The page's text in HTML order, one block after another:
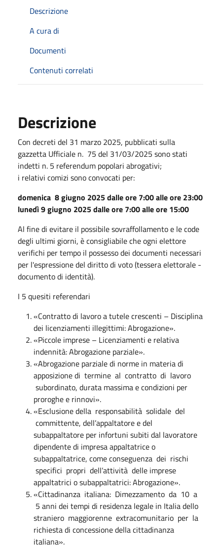
Descrizione
A cura di
Documenti
Contenuti correlati
Descrizione
Con decreti del 31 marzo 2025, pubblicati sulla
gazzetta Ufficiale n. 75 del 31/03/2025 sono stati
indetti n. 5 referendum popolari abrogativi;
i relativi comizi sono convocati per:
domenica 8 giugno 2025 dalle ore 7:00 alle ore 23:00
lunedì 9 giugno 2025 dalle ore 7:00 alle ore 15:00
Al fine di evitare il possibile sovraffollamento e le code
degli ultimi giorni, è consigliabile che ogni elettore
verifichi per tempo il possesso dei documenti necessari
per l'espressione del diritto di voto (tessera elettorale -
documento di identità).
I 5 quesiti referendari
«Contratto di lavoro a tutele crescenti – Disciplina
dei licenziamenti illegittimi: Abrogazione».
«Piccole imprese – Licenziamenti e relativa
indennità: Abrogazione parziale».
«Abrogazione parziale di norme in materia di
apposizione di termine al contratto di lavoro
subordinato, durata massima e condizioni per
proroghe e rinnovi».
«Esclusione della responsabilità solidale del
committente, dell’appaltatore e del
subappaltatore per infortuni subiti dal lavoratore
dipendente di impresa appaltatrice o
subappaltatrice, come conseguenza dei rischi
specifici propri dell’attività delle imprese
appaltatrici o subappaltatrici: Abrogazione».
«Cittadinanza italiana: Dimezzamento da 10 a
5 anni dei tempi di residenza legale in Italia dello
straniero maggiorenne extracomunitario per la
richiesta di concessione della cittadinanza
italiana».